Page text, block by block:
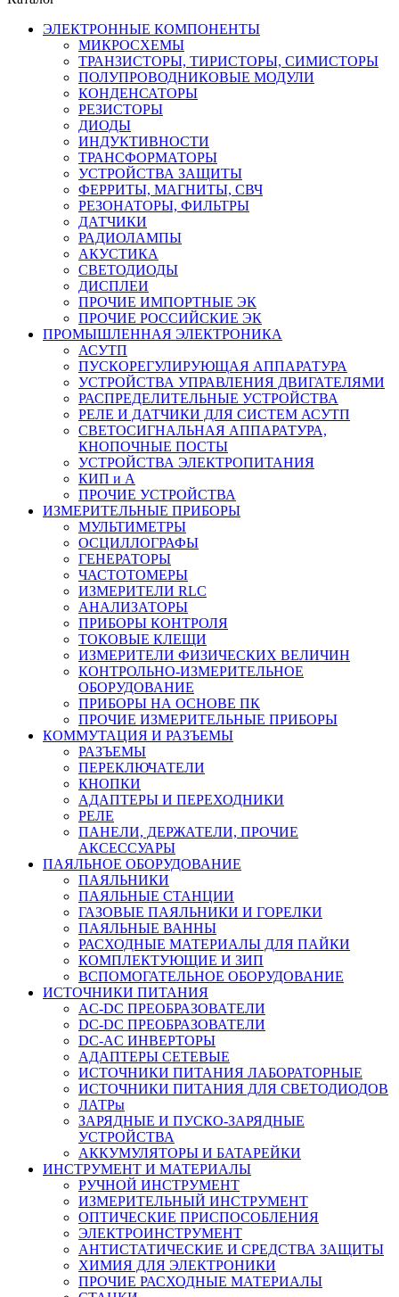
ЭЛЕКТРОННЫЕ КОМПОНЕНТЫ
МИКРОСХЕМЫ
ТРАНЗИСТОРЫ, ТИРИСТОРЫ, СИМИСТОРЫ
ПОЛУПРОВОДНИКОВЫЕ МОДУЛИ
КОНДЕНСАТОРЫ
РЕЗИСТОРЫ
ДИОДЫ
ИНДУКТИВНОСТИ
ТРАНСФОРМАТОРЫ
УСТРОЙСТВА ЗАЩИТЫ
ФЕРРИТЫ, МАГНИТЫ, СВЧ
РЕЗОНАТОРЫ, ФИЛЬТРЫ
ДАТЧИКИ
РАДИОЛАМПЫ
АКУСТИКА
СВЕТОДИОДЫ
ДИСПЛЕИ
ПРОЧИЕ ИМПОРТНЫЕ ЭК
ПРОЧИЕ РОССИЙСКИЕ ЭК
ПРОМЫШЛЕННАЯ ЭЛЕКТРОНИКА
АСУТП
ПУСКОРЕГУЛИРУЮЩАЯ АППАРАТУРА
УСТРОЙСТВА УПРАВЛЕНИЯ ДВИГАТЕЛЯМИ
РАСПРЕДЕЛИТЕЛЬНЫЕ УСТРОЙСТВА
РЕЛЕ И ДАТЧИКИ ДЛЯ СИСТЕМ АСУТП
СВЕТОСИГНАЛЬНАЯ АППАРАТУРА,
КНОПОЧНЫЕ ПОСТЫ
УСТРОЙСТВА ЭЛЕКТРОПИТАНИЯ
КИП и А
ПРОЧИЕ УСТРОЙСТВА
ИЗМЕРИТЕЛЬНЫЕ ПРИБОРЫ
МУЛЬТИМЕТРЫ
ОСЦИЛЛОГРАФЫ
ГЕНЕРАТОРЫ
ЧАСТОТОМЕРЫ
ИЗМЕРИТЕЛИ RLC
АНАЛИЗАТОРЫ
ПРИБОРЫ КОНТРОЛЯ
ТОКОВЫЕ КЛЕЩИ
ИЗМЕРИТЕЛИ ФИЗИЧЕСКИХ ВЕЛИЧИН
КОНТРОЛЬНО-ИЗМЕРИТЕЛЬНОЕ
ОБОРУДОВАНИЕ
ПРИБОРЫ НА ОСНОВЕ ПК
ПРОЧИЕ ИЗМЕРИТЕЛЬНЫЕ ПРИБОРЫ
КОММУТАЦИЯ И РАЗЪЕМЫ
РАЗЪЕМЫ
ПЕРЕКЛЮЧАТЕЛИ
КНОПКИ
АДАПТЕРЫ И ПЕРЕХОДНИКИ
РЕЛЕ
ПАНЕЛИ, ДЕРЖАТЕЛИ, ПРОЧИЕ
АКСЕССУАРЫ
ПАЯЛЬНОЕ ОБОРУДОВАНИЕ
ПАЯЛЬНИКИ
ПАЯЛЬНЫЕ СТАНЦИИ
ГАЗОВЫЕ ПАЯЛЬНИКИ И ГОРЕЛКИ
ПАЯЛЬНЫЕ ВАННЫ
РАСХОДНЫЕ МАТЕРИАЛЫ ДЛЯ ПАЙКИ
КОМПЛЕКТУЮЩИЕ И ЗИП
ВСПОМОГАТЕЛЬНОЕ ОБОРУДОВАНИЕ
ИСТОЧНИКИ ПИТАНИЯ
AC-DC ПРЕОБРАЗОВАТЕЛИ
DC-DC ПРЕОБРАЗОВАТЕЛИ
DC-AC ИНВЕРТОРЫ
АДАПТЕРЫ СЕТЕВЫЕ
ИСТОЧНИКИ ПИТАНИЯ ЛАБОРАТОРНЫЕ
ИСТОЧНИКИ ПИТАНИЯ ДЛЯ СВЕТОДИОДОВ
ЛАТРы
ЗАРЯДНЫЕ И ПУСКО-ЗАРЯДНЫЕ
УСТРОЙСТВА
АККУМУЛЯТОРЫ И БАТАРЕЙКИ
ИНСТРУМЕНТ И МАТЕРИАЛЫ
РУЧНОЙ ИНСТРУМЕНТ
ИЗМЕРИТЕЛЬНЫЙ ИНСТРУМЕНТ
ОПТИЧЕСКИЕ ПРИСПОСОБЛЕНИЯ
ЭЛЕКТРОИНСТРУМЕНТ
АНТИСТАТИЧЕСКИЕ И СРЕДСТВА ЗАЩИТЫ
ХИМИЯ ДЛЯ ЭЛЕКТРОНИКИ
ПРОЧИЕ РАСХОДНЫЕ МАТЕРИАЛЫ